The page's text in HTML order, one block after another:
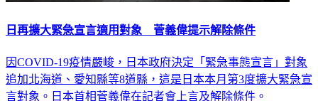
日再擴大緊急宣言適用對象 菅義偉提示解除條件
因COVID-19疫情嚴峻，日本政府決定「緊急事態宣言」對象
追加北海道、愛知縣等8道縣，這是日本本月第3度擴大緊急宣
言對象。日本首相菅義偉在記者會上言及解除條件。